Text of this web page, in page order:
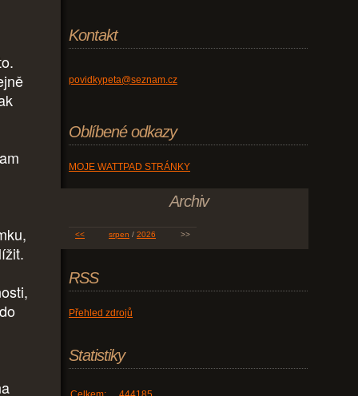
Kontakt
povidkypeta@seznam.cz
Oblíbené odkazy
MOJE WATTPAD STRÁNKY
Archiv
<< srpen / 2026 >>
RSS
Přehled zdrojů
Statistiky